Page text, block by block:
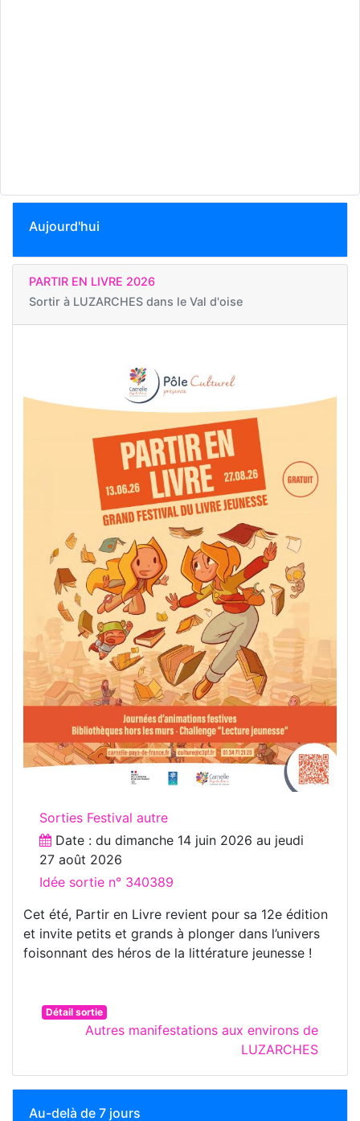
Aujourd'hui
PARTIR EN LIVRE 2026
Sortir à LUZARCHES dans le Val d'oise
Sorties Festival autre
Date : du dimanche 14 juin 2026 au jeudi
27 août 2026
Idée sortie n° 340389
Cet été, Partir en Livre revient pour sa 12e édition
et invite petits et grands à plonger dans l’univers
foisonnant des héros de la littérature jeunesse !
Détail sortie
Autres manifestations aux environs de
LUZARCHES
Au-delà de 7 jours